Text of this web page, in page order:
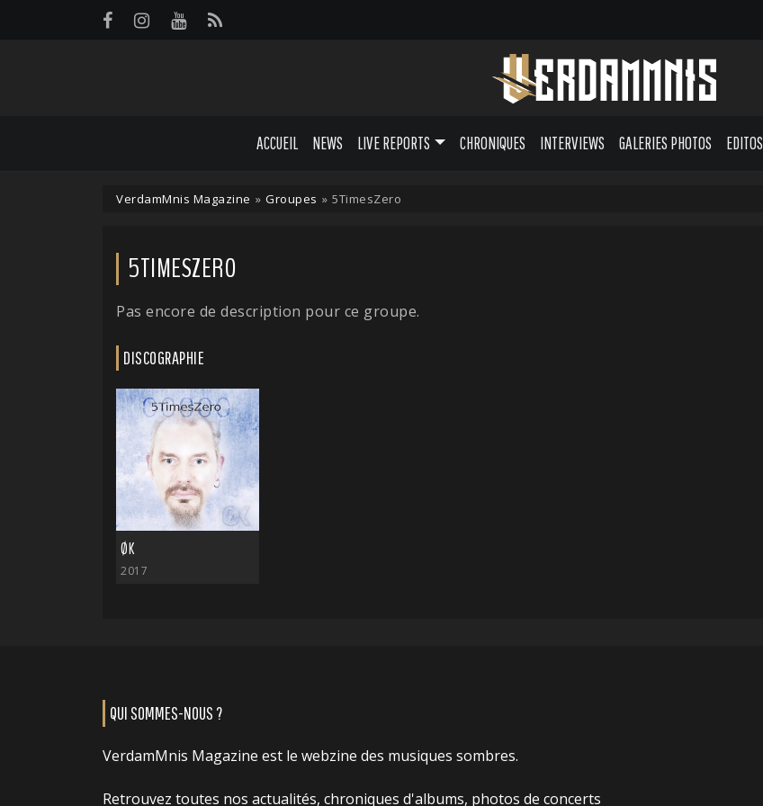
ACCUEIL NEWS LIVE REPORTS CHRONIQUES INTERVIEWS GALERIES PHOTOS EDITOS
VerdamMnis Magazine » Groupes » 5TimesZero
5TIMESZERO
Pas encore de description pour ce groupe.
DISCOGRAPHIE
ØK
2017
QUI SOMMES-NOUS ?
VerdamMnis Magazine est le webzine des musiques sombres.
Retrouvez toutes nos actualités, chroniques d'albums, photos de concerts
Panneau de gestion des cookies